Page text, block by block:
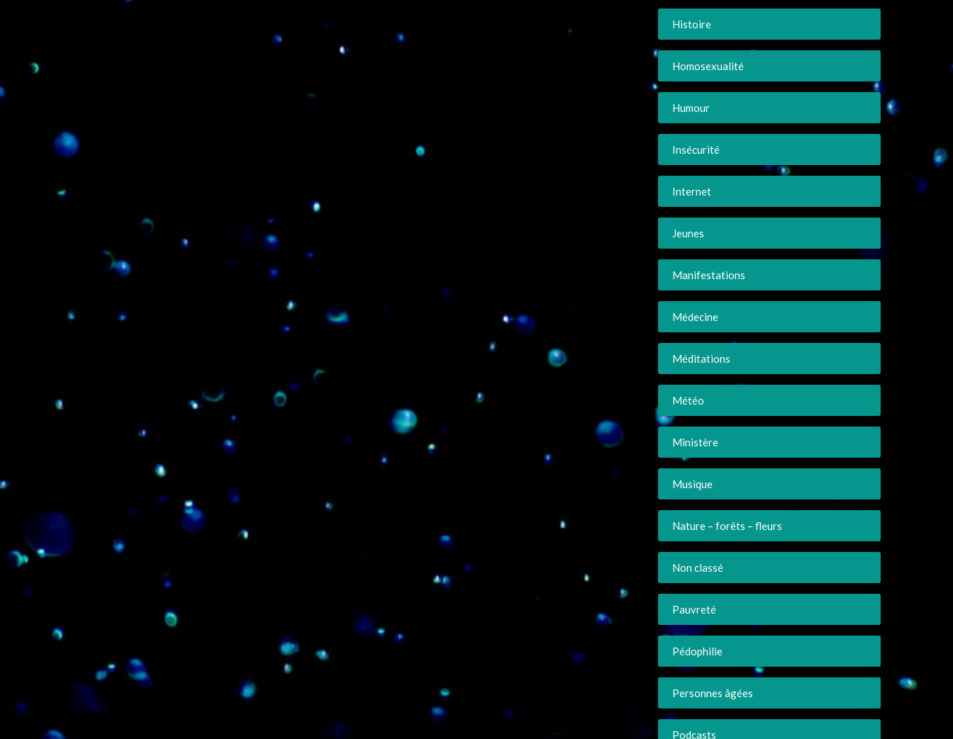
Histoire
Homosexualité
Humour
Insécurité
Internet
Jeunes
Manifestations
Médecine
Méditations
Météo
Ministère
Musique
Nature – forêts – fleurs
Non classé
Pauvreté
Pédophilie
Personnes âgées
Podcasts